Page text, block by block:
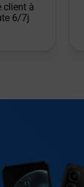
client à
6/7j